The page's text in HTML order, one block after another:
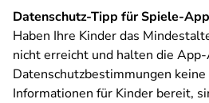
Datenschutz-Tipp für Spiele-
Haben Ihre Kinder das
nicht erreicht und halten die
Datenschutzbestimmungen
Informationen für Kinder bereit,